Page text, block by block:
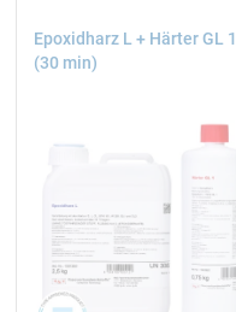
Epoxidharz L + Härter GL 1
(30 min)